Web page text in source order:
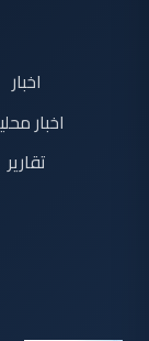
اخبار
اخبار
تقارير